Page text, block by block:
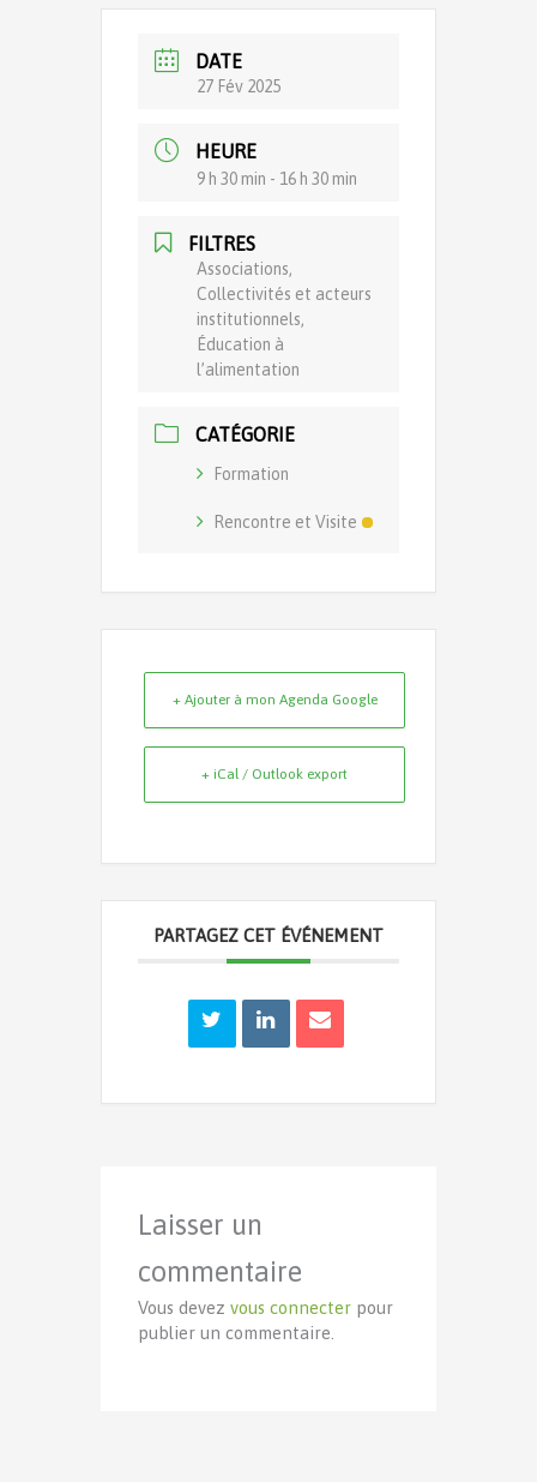
DATE
27 Fév 2025
HEURE
9 h 30 min - 16 h 30 min
FILTRES
Associations,
Collectivités et acteurs
institutionnels,
Éducation à
l’alimentation
CATÉGORIE
Formation
Rencontre et Visite
+ Ajouter à mon Agenda Google
+ iCal / Outlook export
PARTAGEZ CET ÉVÉNEMENT
Laisser un
commentaire
Vous devezvous connecter pour
publier un commentaire.